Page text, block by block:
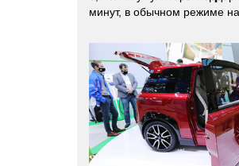
минут, в обычном режиме на